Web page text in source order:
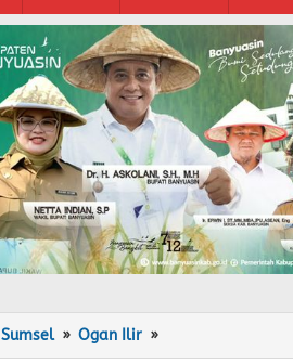
Sumsel » Ogan Ilir »
Calon